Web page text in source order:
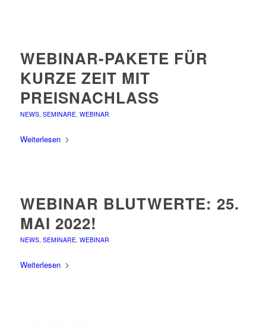
WEBINAR-PAKETE FÜR
KURZE ZEIT MIT
PREISNACHLASS
NEWS, SEMINARE, WEBINAR
Weiterlesen
WEBINAR BLUTWERTE: 25.
MAI 2022!
NEWS, SEMINARE, WEBINAR
Weiterlesen